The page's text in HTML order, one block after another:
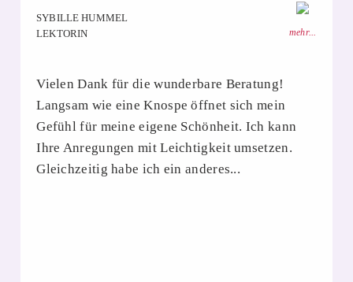
SYBILLE HUMMEL
LEKTORIN
mehr...
Vielen Dank für die wunderbare Beratung!
Langsam wie eine Knospe öffnet sich mein
Gefühl für meine eigene Schönheit. Ich kann
Ihre Anregungen mit Leichtigkeit umsetzen.
Gleichzeitig habe ich ein anderes...